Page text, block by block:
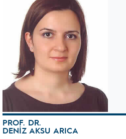
PROF. DR.
DENİZ AKSU ARICA